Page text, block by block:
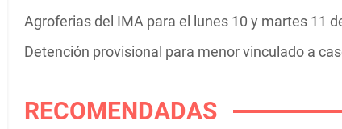
Agroferias del IMA para el lunes 10 y martes 11
Detención provisional para menor vinculado a
RECOMENDADAS